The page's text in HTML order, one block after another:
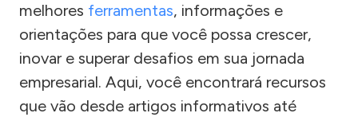
melhores ferramentas, informações e
orientações para que você possa crescer,
inovar e superar desafios em sua jornada
empresarial. Aqui, você encontrará recursos
que vão desde artigos informativos até